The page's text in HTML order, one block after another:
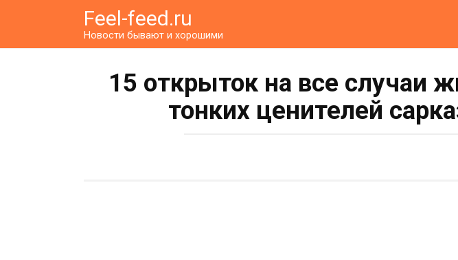
Feel-feed.ru
Новости бывают и хорошими
15 открыток на все случаи
тонких ценителей